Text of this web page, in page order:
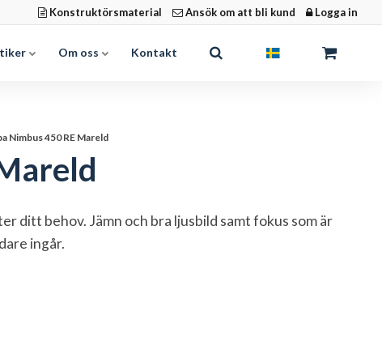
Konstruktörsmaterial Ansök om att bli kund Logga in
Om oss Kontakt
Nimbus 450 RE Mareld
ditt behov. Jämn och bra ljusbild samt fokus som är
ingår.